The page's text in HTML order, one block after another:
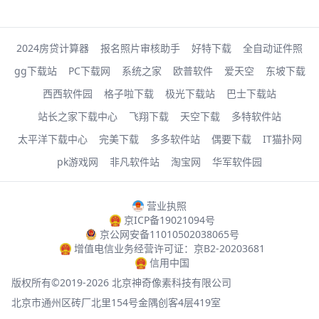
2024房贷计算器 报名照片审核助手 好特下载
全自动证件照
gg下载站
PC下载网 系统之家 欧普软件 爱天空
东坡下载
西西软件园
格子啦下载 极光下载站
巴士下载站
站长之家下载中心
飞翔下载 天空下载
多特软件站
太平洋下载中心
完美下载 多多软件站 偶要下载
IT猫扑网
pk游戏网
非凡软件站 淘宝网 华军软件园
营业执照
京ICP备19021094号
京公网安备11010502038065号
增值电信业务经营许可证：京B2-20203681
信用中国
版权所有©2019-2026 北京神奇像素科技有限公司
北京市通州区砖厂北里154号金隅创客4层419室